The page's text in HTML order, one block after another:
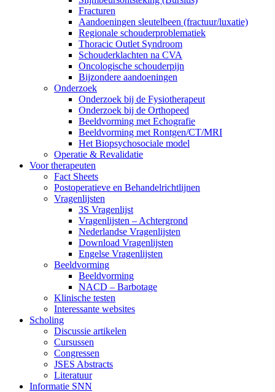
Fracturen
Aandoeningen sleutelbeen (fractuur/luxatie)
Regionale schouderproblematiek
Thoracic Outlet Syndroom
Schouderklachten na CVA
Oncologische schouderpijn
Bijzondere aandoeningen
Onderzoek
Onderzoek bij de Fysiotherapeut
Onderzoek bij de Orthopeed
Beeldvorming met Echografie
Beeldvorming met Rontgen/CT/MRI
Het Biopsychosociale model
Operatie & Revalidatie
Voor therapeuten
Fact Sheets
Postoperatieve en Behandelrichtlijnen
Vragenlijsten
3S Vragenlijst
Vragenlijsten – Achtergrond
Nederlandse Vragenlijsten
Download Vragenlijsten
Engelse Vragenlijsten
Beeldvorming
Beeldvorming
NACD – Barbotage
Klinische testen
Interessante websites
Scholing
Discussie artikelen
Cursussen
Congressen
JSES Abstracts
Literatuur
Informatie SNN